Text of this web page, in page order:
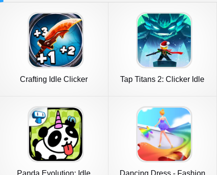
Crafting Idle Clicker
Tap Titans 2: Clicker Idle
Panda Evolution: Idle Dancing Dress - Fashion